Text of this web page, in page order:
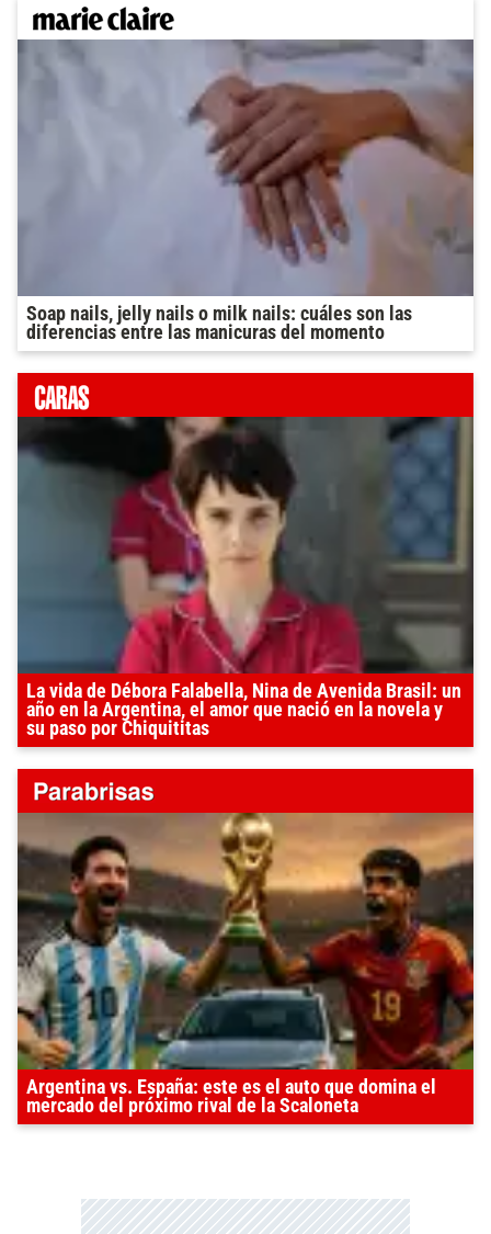
Soap nails, jelly nails o milk nails: cuáles son las
diferencias entre las manicuras del momento
La vida de Débora Falabella, Nina de Avenida Brasil: un
año en la Argentina, el amor que nació en la novela y
su paso por Chiquititas
Argentina vs. España: este es el auto que domina el
mercado del próximo rival de la Scaloneta